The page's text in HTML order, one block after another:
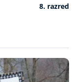
8. razred